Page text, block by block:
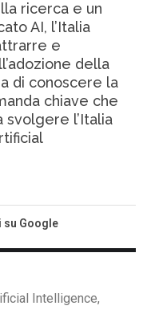
ricerca e un
AI, l’Italia
e
della
di conoscere la
chiave che
svolgere l’Italia
Google
Intelligence,